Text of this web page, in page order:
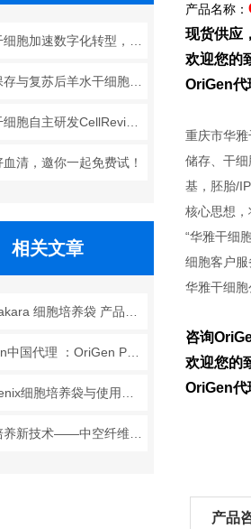
血清，邀你一起免费试！
相关文章
产品名称：
现货供应
欢迎您
OriGen代
重庆市华
储存、干
基，胚胎/
核心思想
“华雅干细
细胞客户
华雅干细
咨询
欢迎您
OriGen代
产品